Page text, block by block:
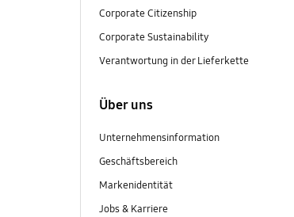
Corporate Citizenship
Corporate Sustainability
Verantwortung in der Lieferkette
Über uns
Unternehmensinformation
Geschäftsbereich
Markenidentität
Jobs & Karriere